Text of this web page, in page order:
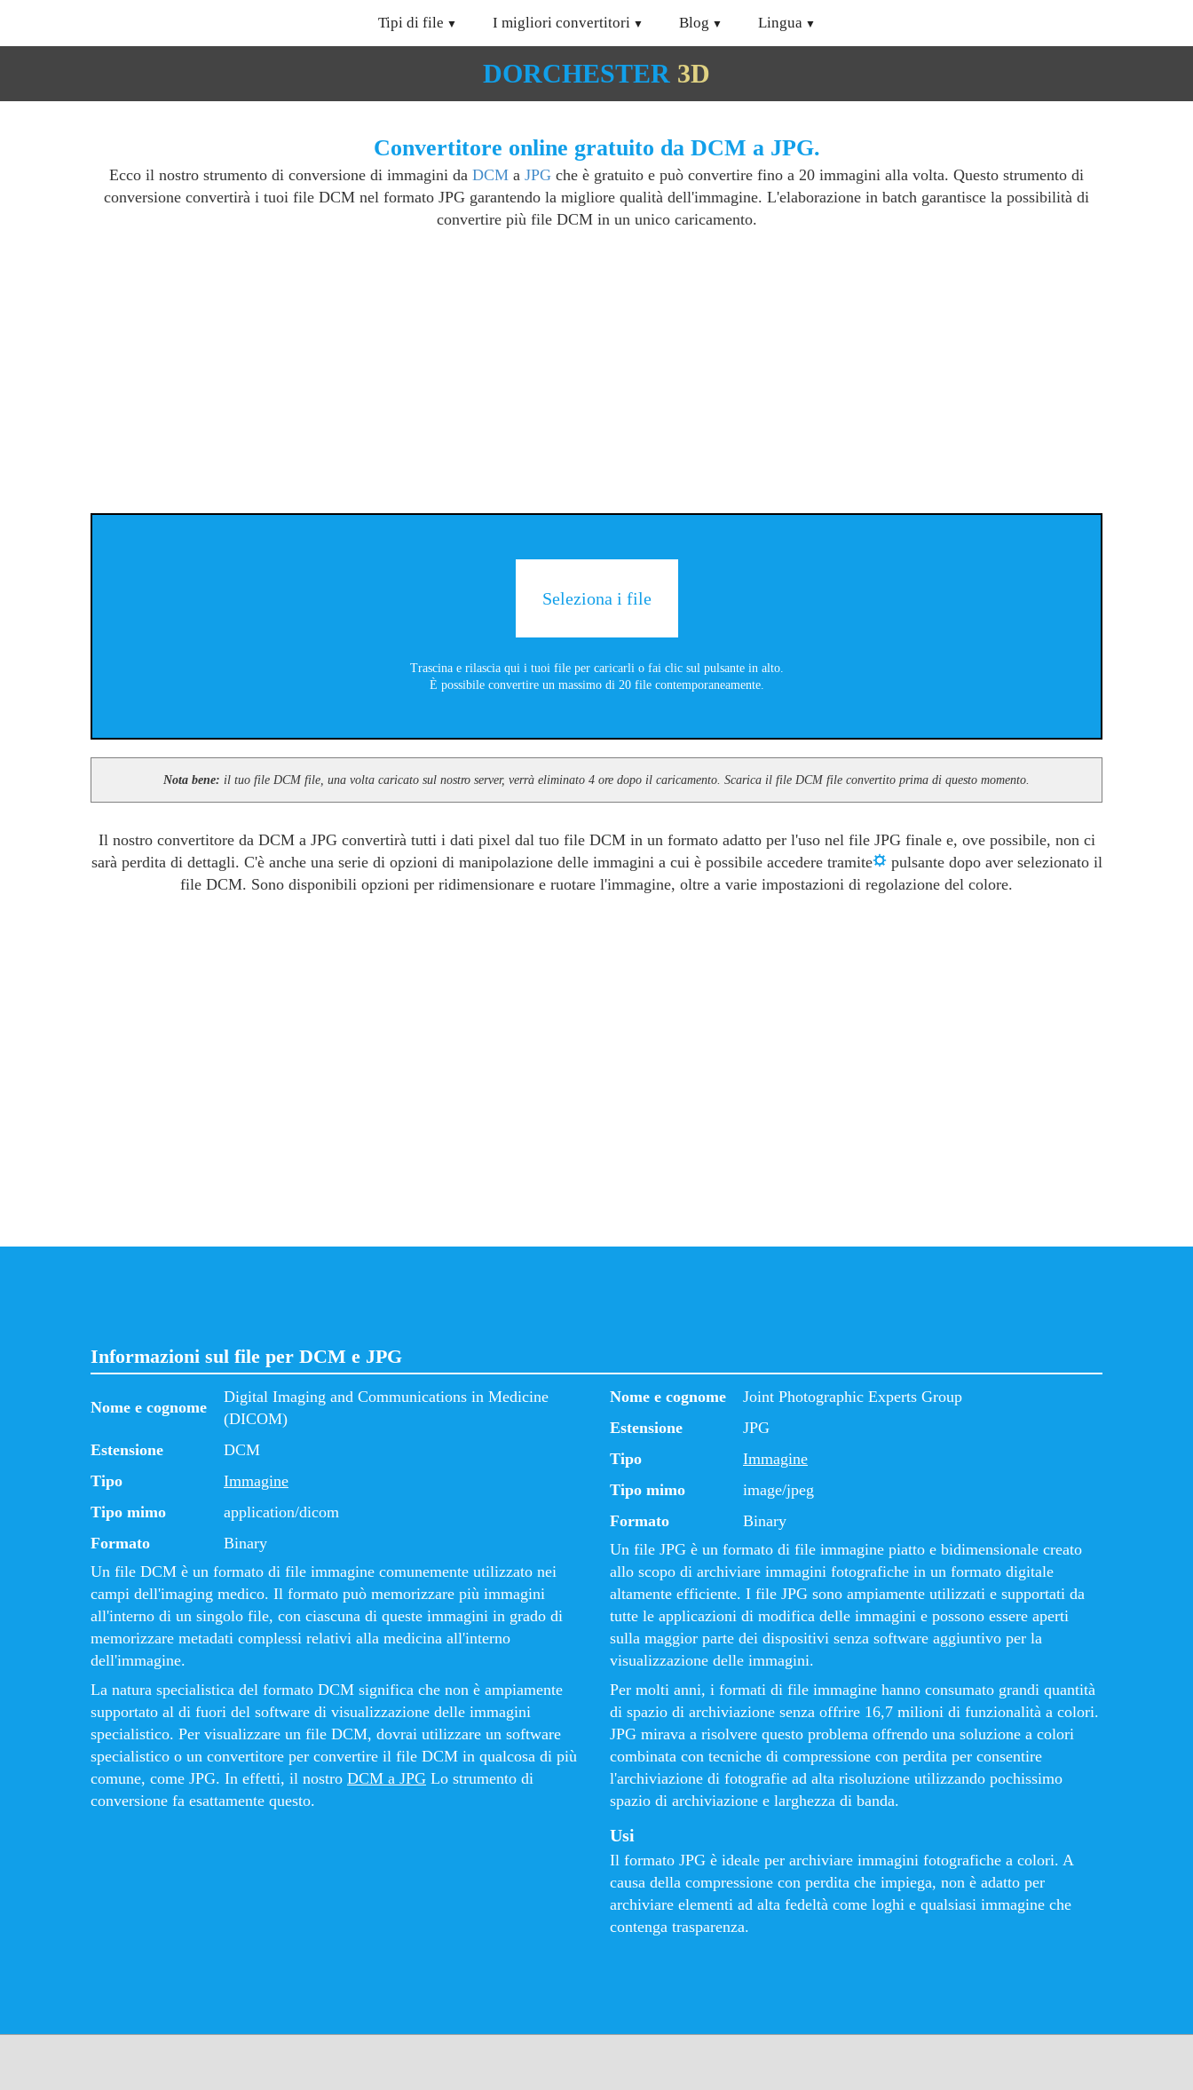
Tipi di file I migliori convertitori Blog Lingua
DORCHESTER 3D
Convertitore online gratuito da DCM a JPG.
Ecco il nostro strumento di conversione di immagini da DCM a JPG che è gratuito e può convertire fino a 20 immagini alla volta. Questo strumento di
conversione convertirà i tuoi file DCM nel formato JPG garantendo la migliore qualità dell'immagine. L'elaborazione in batch garantisce la possibilità di
convertire più file DCM in un unico caricamento.
Seleziona i file
Trascina e rilascia qui i tuoi file per caricarli o fai clic sul pulsante in alto.
È possibile convertire un massimo di 20 file contemporaneamente.
Nota bene: il tuo file DCM file, una volta caricato sul nostro server, verrà eliminato 4 ore dopo il caricamento. Scarica il file DCM file convertito prima di questo momento.
Il nostro convertitore da DCM a JPG convertirà tutti i dati pixel dal tuo file DCM in un formato adatto per l'uso nel file JPG finale e, ove possibile, non ci
sarà perdita di dettagli. C'è anche una serie di opzioni di manipolazione delle immagini a cui è possibile accedere tramite
pulsante dopo aver selezionato il
file DCM. Sono disponibili opzioni per ridimensionare e ruotare l'immagine, oltre a varie impostazioni di regolazione del colore.
Informazioni sul file per DCM e JPG
Nome e cognome
Digital Imaging and Communications in Medicine
(DICOM)
Estensione
DCM
Tipo
Immagine
Tipo mimo
application/dicom
Formato
Binary
Un file DCM è un formato di file immagine comunemente utilizzato nei
campi dell'imaging medico. Il formato può memorizzare più immagini
all'interno di un singolo file, con ciascuna di queste immagini in grado di
memorizzare metadati complessi relativi alla medicina all'interno
dell'immagine.
La natura specialistica del formato DCM significa che non è ampiamente
supportato al di fuori del software di visualizzazione delle immagini
specialistico. Per visualizzare un file DCM, dovrai utilizzare un software
specialistico o un convertitore per convertire il file DCM in qualcosa di più
comune, come JPG. In effetti, il nostro DCM a JPG Lo strumento di
conversione fa esattamente questo.
Nome e cognome
Joint Photographic Experts Group
Estensione
JPG
Tipo
Immagine
Tipo mimo
image/jpeg
Formato
Binary
Un file JPG è un formato di file immagine piatto e bidimensionale creato
allo scopo di archiviare immagini fotografiche in un formato digitale
altamente efficiente. I file JPG sono ampiamente utilizzati e supportati da
tutte le applicazioni di modifica delle immagini e possono essere aperti
sulla maggior parte dei dispositivi senza software aggiuntivo per la
visualizzazione delle immagini.
Per molti anni, i formati di file immagine hanno consumato grandi quantità
di spazio di archiviazione senza offrire 16,7 milioni di funzionalità a colori.
JPG mirava a risolvere questo problema offrendo una soluzione a colori
combinata con tecniche di compressione con perdita per consentire
l'archiviazione di fotografie ad alta risoluzione utilizzando pochissimo
spazio di archiviazione e larghezza di banda.
Usi
Il formato JPG è ideale per archiviare immagini fotografiche a colori. A
causa della compressione con perdita che impiega, non è adatto per
archiviare elementi ad alta fedeltà come loghi e qualsiasi immagine che
contenga trasparenza.